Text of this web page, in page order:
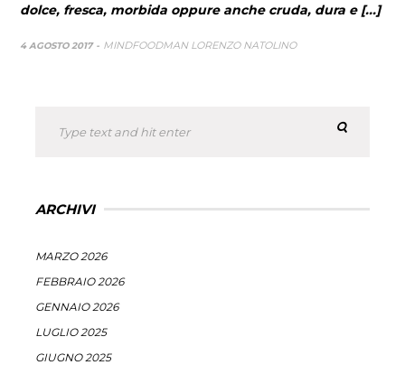
dolce, fresca, morbida oppure anche cruda, dura e [...]
4 AGOSTO 2017 MINDFOODMAN LORENZO NATOLINO
ARCHIVI
MARZO 2026
FEBBRAIO 2026
GENNAIO 2026
LUGLIO 2025
GIUGNO 2025